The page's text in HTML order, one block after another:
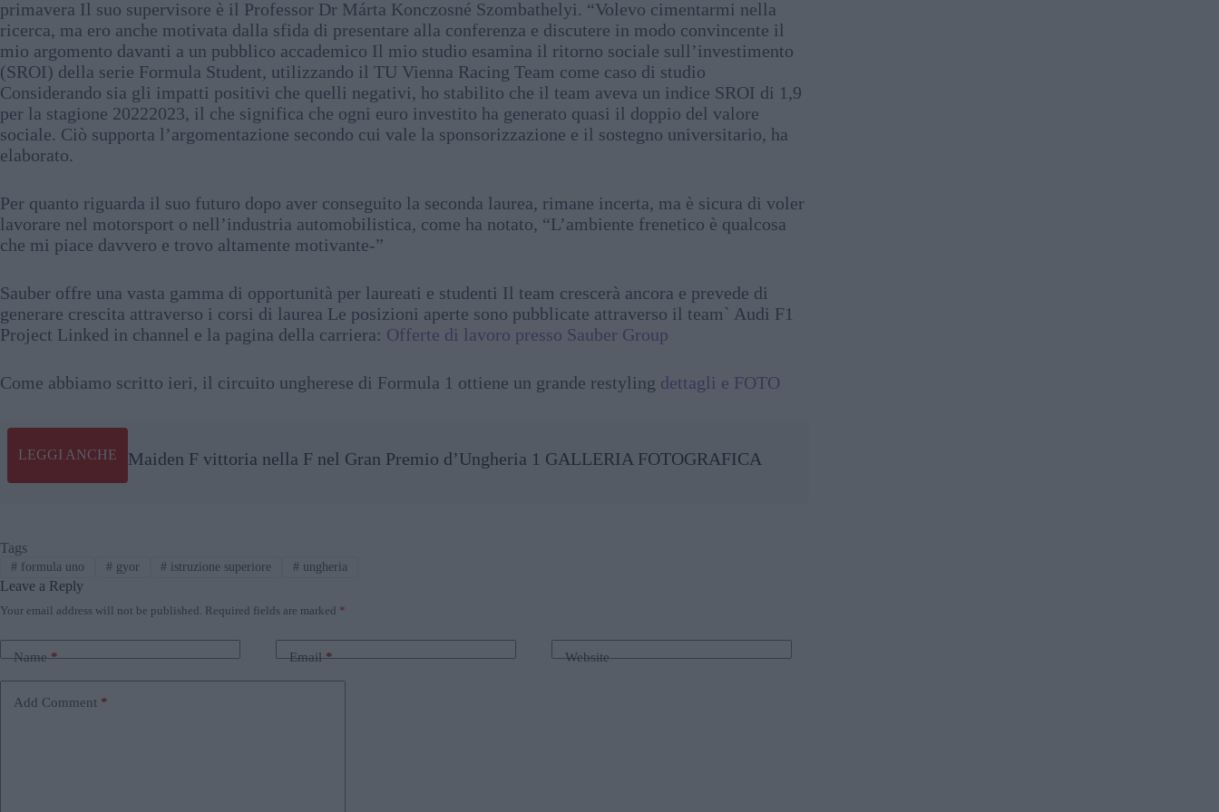
primavera Il suo supervisore è il Professor Dr Márta Konczosné Szombathelyi. “Volevo cimentarmi nella
ricerca, ma ero anche motivata dalla sfida di presentare alla conferenza e discutere in modo convincente il
mio argomento davanti a un pubblico accademico Il mio studio esamina il ritorno sociale sull’investimento
(SROI) della serie Formula Student, utilizzando il TU Vienna Racing Team come caso di studio
Considerando sia gli impatti positivi che quelli negativi, ho stabilito che il team aveva un indice SROI di 1,9
per la stagione 20222023, il che significa che ogni euro investito ha generato quasi il doppio del valore
sociale. Ciò supporta l’argomentazione secondo cui vale la sponsorizzazione e il sostegno universitario, ha
elaborato.
Per quanto riguarda il suo futuro dopo aver conseguito la seconda laurea, rimane incerta, ma è sicura di voler
lavorare nel motorsport o nell’industria automobilistica, come ha notato, “L’ambiente frenetico è qualcosa
che mi piace davvero e trovo altamente motivante-”
Sauber offre una vasta gamma di opportunità per laureati e studenti Il team crescerà ancora e prevede di
generare crescita attraverso i corsi di laurea Le posizioni aperte sono pubblicate attraverso il team` Audi F1
Project Linked in channel e la pagina della carriera: Offerte di lavoro presso Sauber Group
Come abbiamo scritto ieri, il circuito ungherese di Formula 1 ottiene un grande restyling dettagli e FOTO
LEGGI ANCHE Maiden F vittoria nella F nel Gran Premio d’Ungheria 1 GALLERIA FOTOGRAFICA
Tags
#formula uno #gyor # istruzione superiore # ungheria
Leave a Reply
Your email address will not be published. Required fields are marked *
Name* Email* Website
Add Comment *